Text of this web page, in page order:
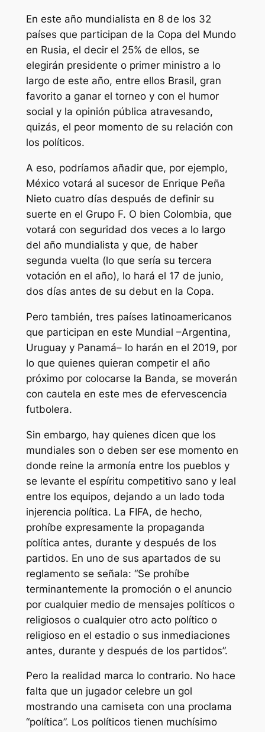
En este año mundialista en 8 de los 32
países que participan de la Copa del Mundo
en Rusia, el decir el 25% de ellos, se
elegirán presidente o primer ministro a lo
largo de este año, entre ellos Brasil, gran
favorito a ganar el torneo y con el humor
social y la opinión pública atravesando,
quizás, el peor momento de su relación con
los políticos.
A eso, podríamos añadir que, por ejemplo,
México votará al sucesor de Enrique Peña
Nieto cuatro días después de definir su
suerte en el Grupo F. O bien Colombia, que
votará con seguridad dos veces a lo largo
del año mundialista y que, de haber
segunda vuelta (lo que sería su tercera
votación en el año), lo hará el 17 de junio,
dos días antes de su debut en la Copa.
Pero también, tres países latinoamericanos
que participan en este Mundial –Argentina,
Uruguay y Panamá– lo harán en el 2019, por
lo que quienes quieran competir el año
próximo por colocarse la Banda, se moverán
con cautela en este mes de efervescencia
futbolera.
Sin embargo, hay quienes dicen que los
mundiales son o deben ser ese momento en
donde reine la armonía entre los pueblos y
se levante el espíritu competitivo sano y leal
entre los equipos, dejando a un lado toda
injerencia política. La FIFA, de hecho,
prohíbe expresamente la propaganda
política antes, durante y después de los
partidos. En uno de sus apartados de su
reglamento se señala: “Se prohíbe
terminantemente la promoción o el anuncio
por cualquier medio de mensajes políticos o
religiosos o cualquier otro acto político o
religioso en el estadio o sus inmediaciones
antes, durante y después de los partidos”.
Pero la realidad marca lo contrario. No hace
falta que un jugador celebre un gol
mostrando una camiseta con una proclama
“política”. Los políticos tienen muchísimo